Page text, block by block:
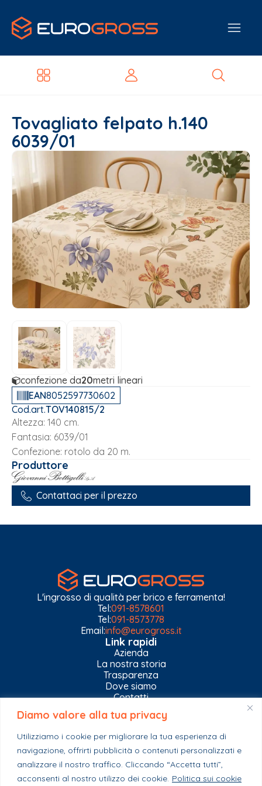
Diamo valore alla tua privacy
Utilizziamo i cookie per migliorare la tua esperienza di
navigazione, offrirti pubblicità o contenuti personalizzati e
analizzare il nostro traffico. Cliccando “Accetta tutti”,
acconsenti al nostro utilizzo dei cookie. Politica sui cookie
Tovagliato felpato h.140
6039/01
confezione da20metri lineari
EAN8052597730602
Cod.art.TOV140815/2
Altezza: 140 cm.
Fantasia: 6039/01
Confezione: rotolo da 20 m.
Produttore
Contattaci per il prezzo
L'ingrosso di qualità per brico e ferramenta!
Tel:091-8578601
Tel:091-8573778
Email:info@eurogross.it
Link rapidi
Azienda
La nostra storia
Trasparenza
Dove siamo
Contatti
Privacy Policy
Gestisci impostazioni Cookies
Esplora il catalogo
Casa
Ferramenta & Co.
Giardino e agricoltura